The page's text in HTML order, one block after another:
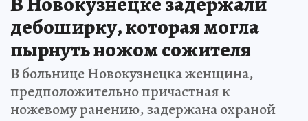
дебоширку, которая могла
пырнуть ножом сожителя
В больнице Новокузнецка женщина,
предположительно причастная к
ножевому ранению, задержана охраной